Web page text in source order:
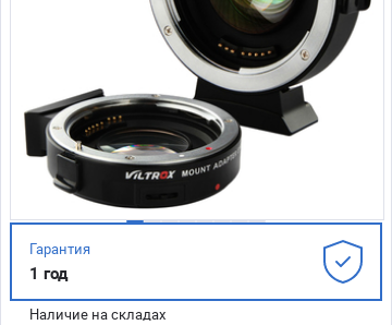
Гарантия
1 год
Наличие на складах